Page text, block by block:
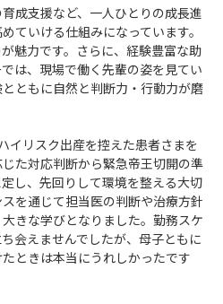
成支援など、一人ひとりの成長進
ていける仕組みになっています。
魅力です。さらに、経験豊富な助
は、現場で働く先輩の姿を見てい
ともに自然と判断力・行動力が磨
イリスク出産を控えた患者さまを
た対応判断から緊急帝王切開の準
し、先回りして環境を整える大切
を通じて担当医の判断や治療方針
きな学びとなりました。勤務スケ
会えませんでしたが、母子ともに
ときは本当にうれしかったです